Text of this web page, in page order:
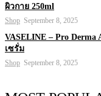
ผิวกาย 250ml
Shop September 8, 2025
VASELINE – Pro
เซรั่ม
Shop September 8, 2025